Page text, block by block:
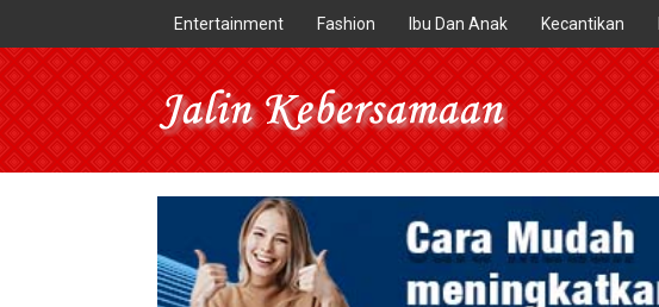
Entertainment Fashion Ibu Dan Anak Kecantikan